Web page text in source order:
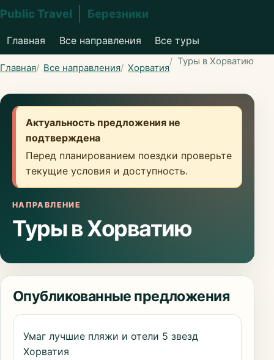
Public Travel Березники
Главная Все направления Все туры
Главная Все направления Хорватия
Туры в Хорватию
Актуальность предложения не
подтверждена
Перед планированием поездки проверьте
текущие условия и доступность.
НАПРАВЛЕНИЕ
Туры в Хорватию
Опубликованные предложения
Умаг лучшие пляжи и отели 5 звезд
Хорватия